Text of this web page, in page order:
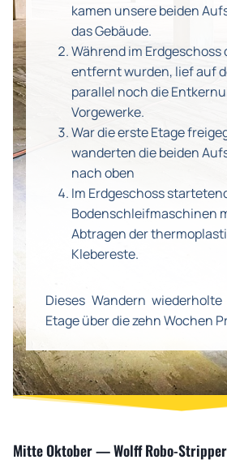
kamen unsere beiden
das Gebäude.
Während im Erdgeschoss
entfernt wurden, lief auf
parallel noch die
Vorgewerke.
War die erste Etage
wanderten die beiden
nach oben
Im Erdgeschoss
Bodenschleifmaschinen
Abtragen der
Klebereste.
Dieses Wandern
Etage über die zehn Wochen
Mitte Oktober — Wolff Robo-